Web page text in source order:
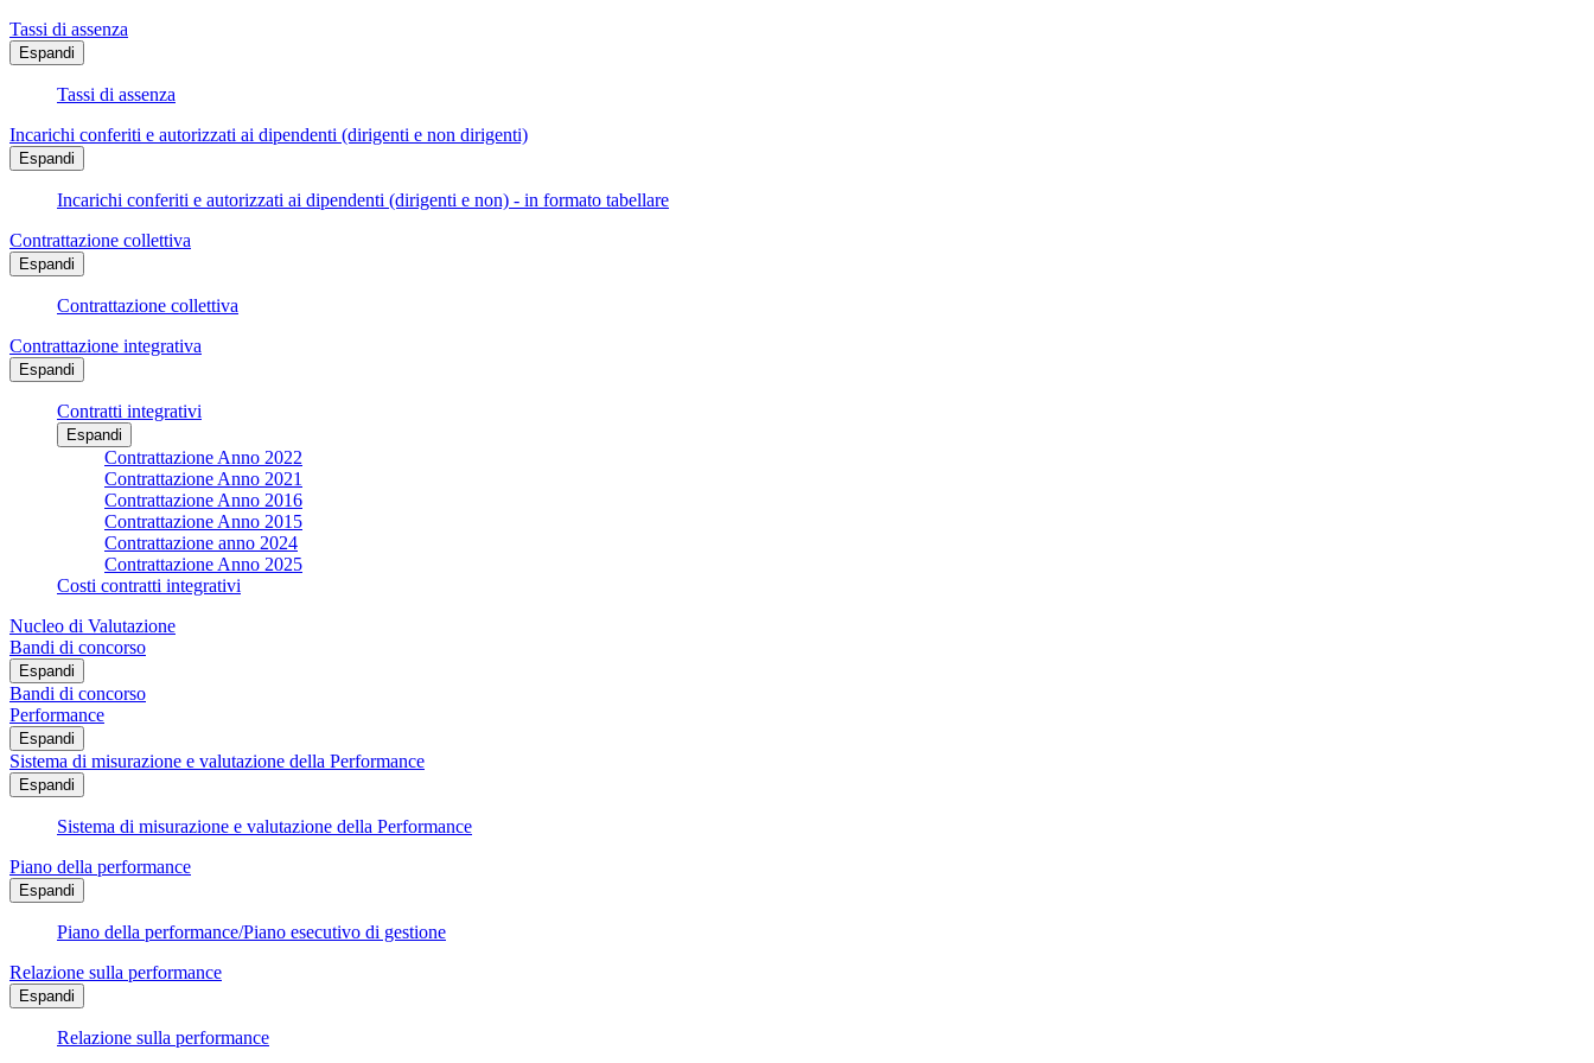
Tassi di assenza
Espandi
Tassi di assenza
Incarichi conferiti e autorizzati ai dipendenti (dirigenti e non dirigenti)
Espandi
Incarichi conferiti e autorizzati ai dipendenti (dirigenti e non) - in formato tabellare
Contrattazione collettiva
Espandi
Contrattazione collettiva
Contrattazione integrativa
Espandi
Contratti integrativi
Espandi
Contrattazione Anno 2022
Contrattazione Anno 2021
Contrattazione Anno 2016
Contrattazione Anno 2015
Contrattazione anno 2024
Contrattazione Anno 2025
Costi contratti integrativi
Nucleo di Valutazione
Bandi di concorso
Espandi
Bandi di concorso
Performance
Espandi
Sistema di misurazione e valutazione della Performance
Espandi
Sistema di misurazione e valutazione della Performance
Piano della performance
Espandi
Piano della performance/Piano esecutivo di gestione
Relazione sulla performance
Espandi
Relazione sulla performance